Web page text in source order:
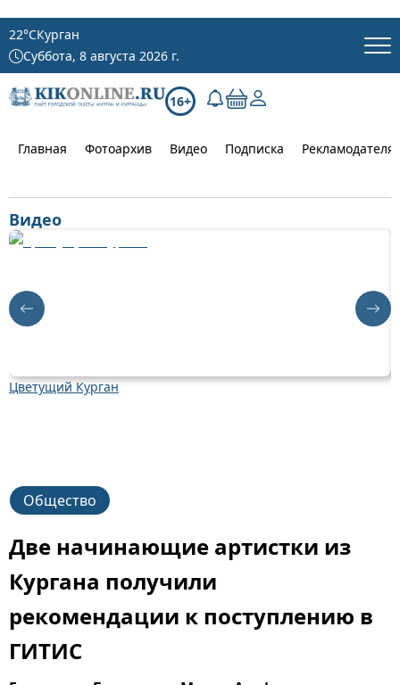
22°CКурган
Суббота, 8 августа 2026 г.
16+
Главная Фотоархив Видео Подписка
Видео
Цветущий Курган
Общество
Две начинающие артистки из
Кургана получили
рекомендации к поступлению в
ГИТИС